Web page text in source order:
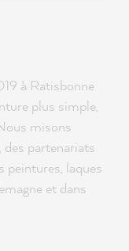
à Ratisbonne
plus simple,
misons
des partenariats
peintures, laques
et dans